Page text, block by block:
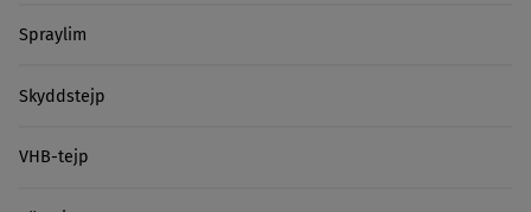
Spraylim
Skyddstejp
VHB-tejp